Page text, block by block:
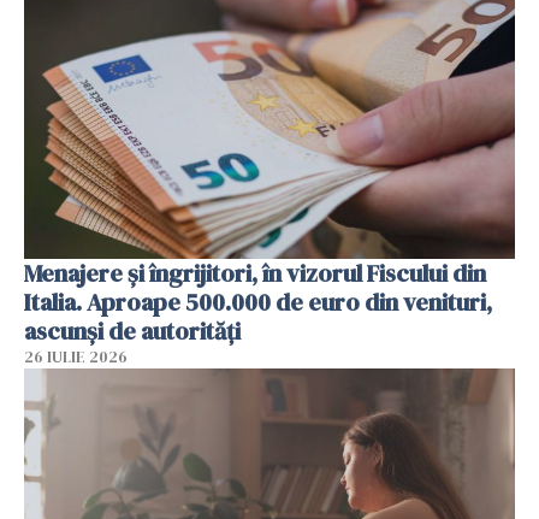
Menajere și îngrijitori, în vizorul Fiscului din
Italia. Aproape 500.000 de euro din venituri,
ascunși de autorități
26 IULIE 2026